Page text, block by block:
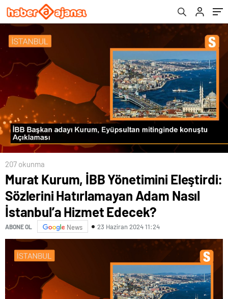
Hizmet Edecek?
207 okunma
Murat Kurum, İBB Yönetimini Eleştirdi:
Sözlerini Hatırlamayan Adam Nasıl
İstanbul’a Hizmet Edecek?
ABONE OL News 23 Haziran 2024 11:24